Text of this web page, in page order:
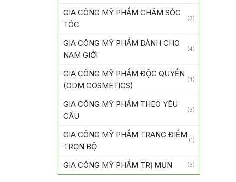
GIA CÔNG MỸ PHẨM CHĂM SÓC
TÓC
(3)
GIA CÔNG MỸ PHẨM DÀNH CHO
NAM GIỚI
(4)
GIA CÔNG MỸ PHẨM ĐỘC QUYỀN
(ODM COSMETICS)
(4)
GIA CÔNG MỸ PHẨM THEO YÊU
CẦU
(3)
GIA CÔNG MỸ PHẨM TRANG ĐIỂM
TRỌN BỘ
(1)
GIA CÔNG MỸ PHẨM TRỊ MỤN (3)